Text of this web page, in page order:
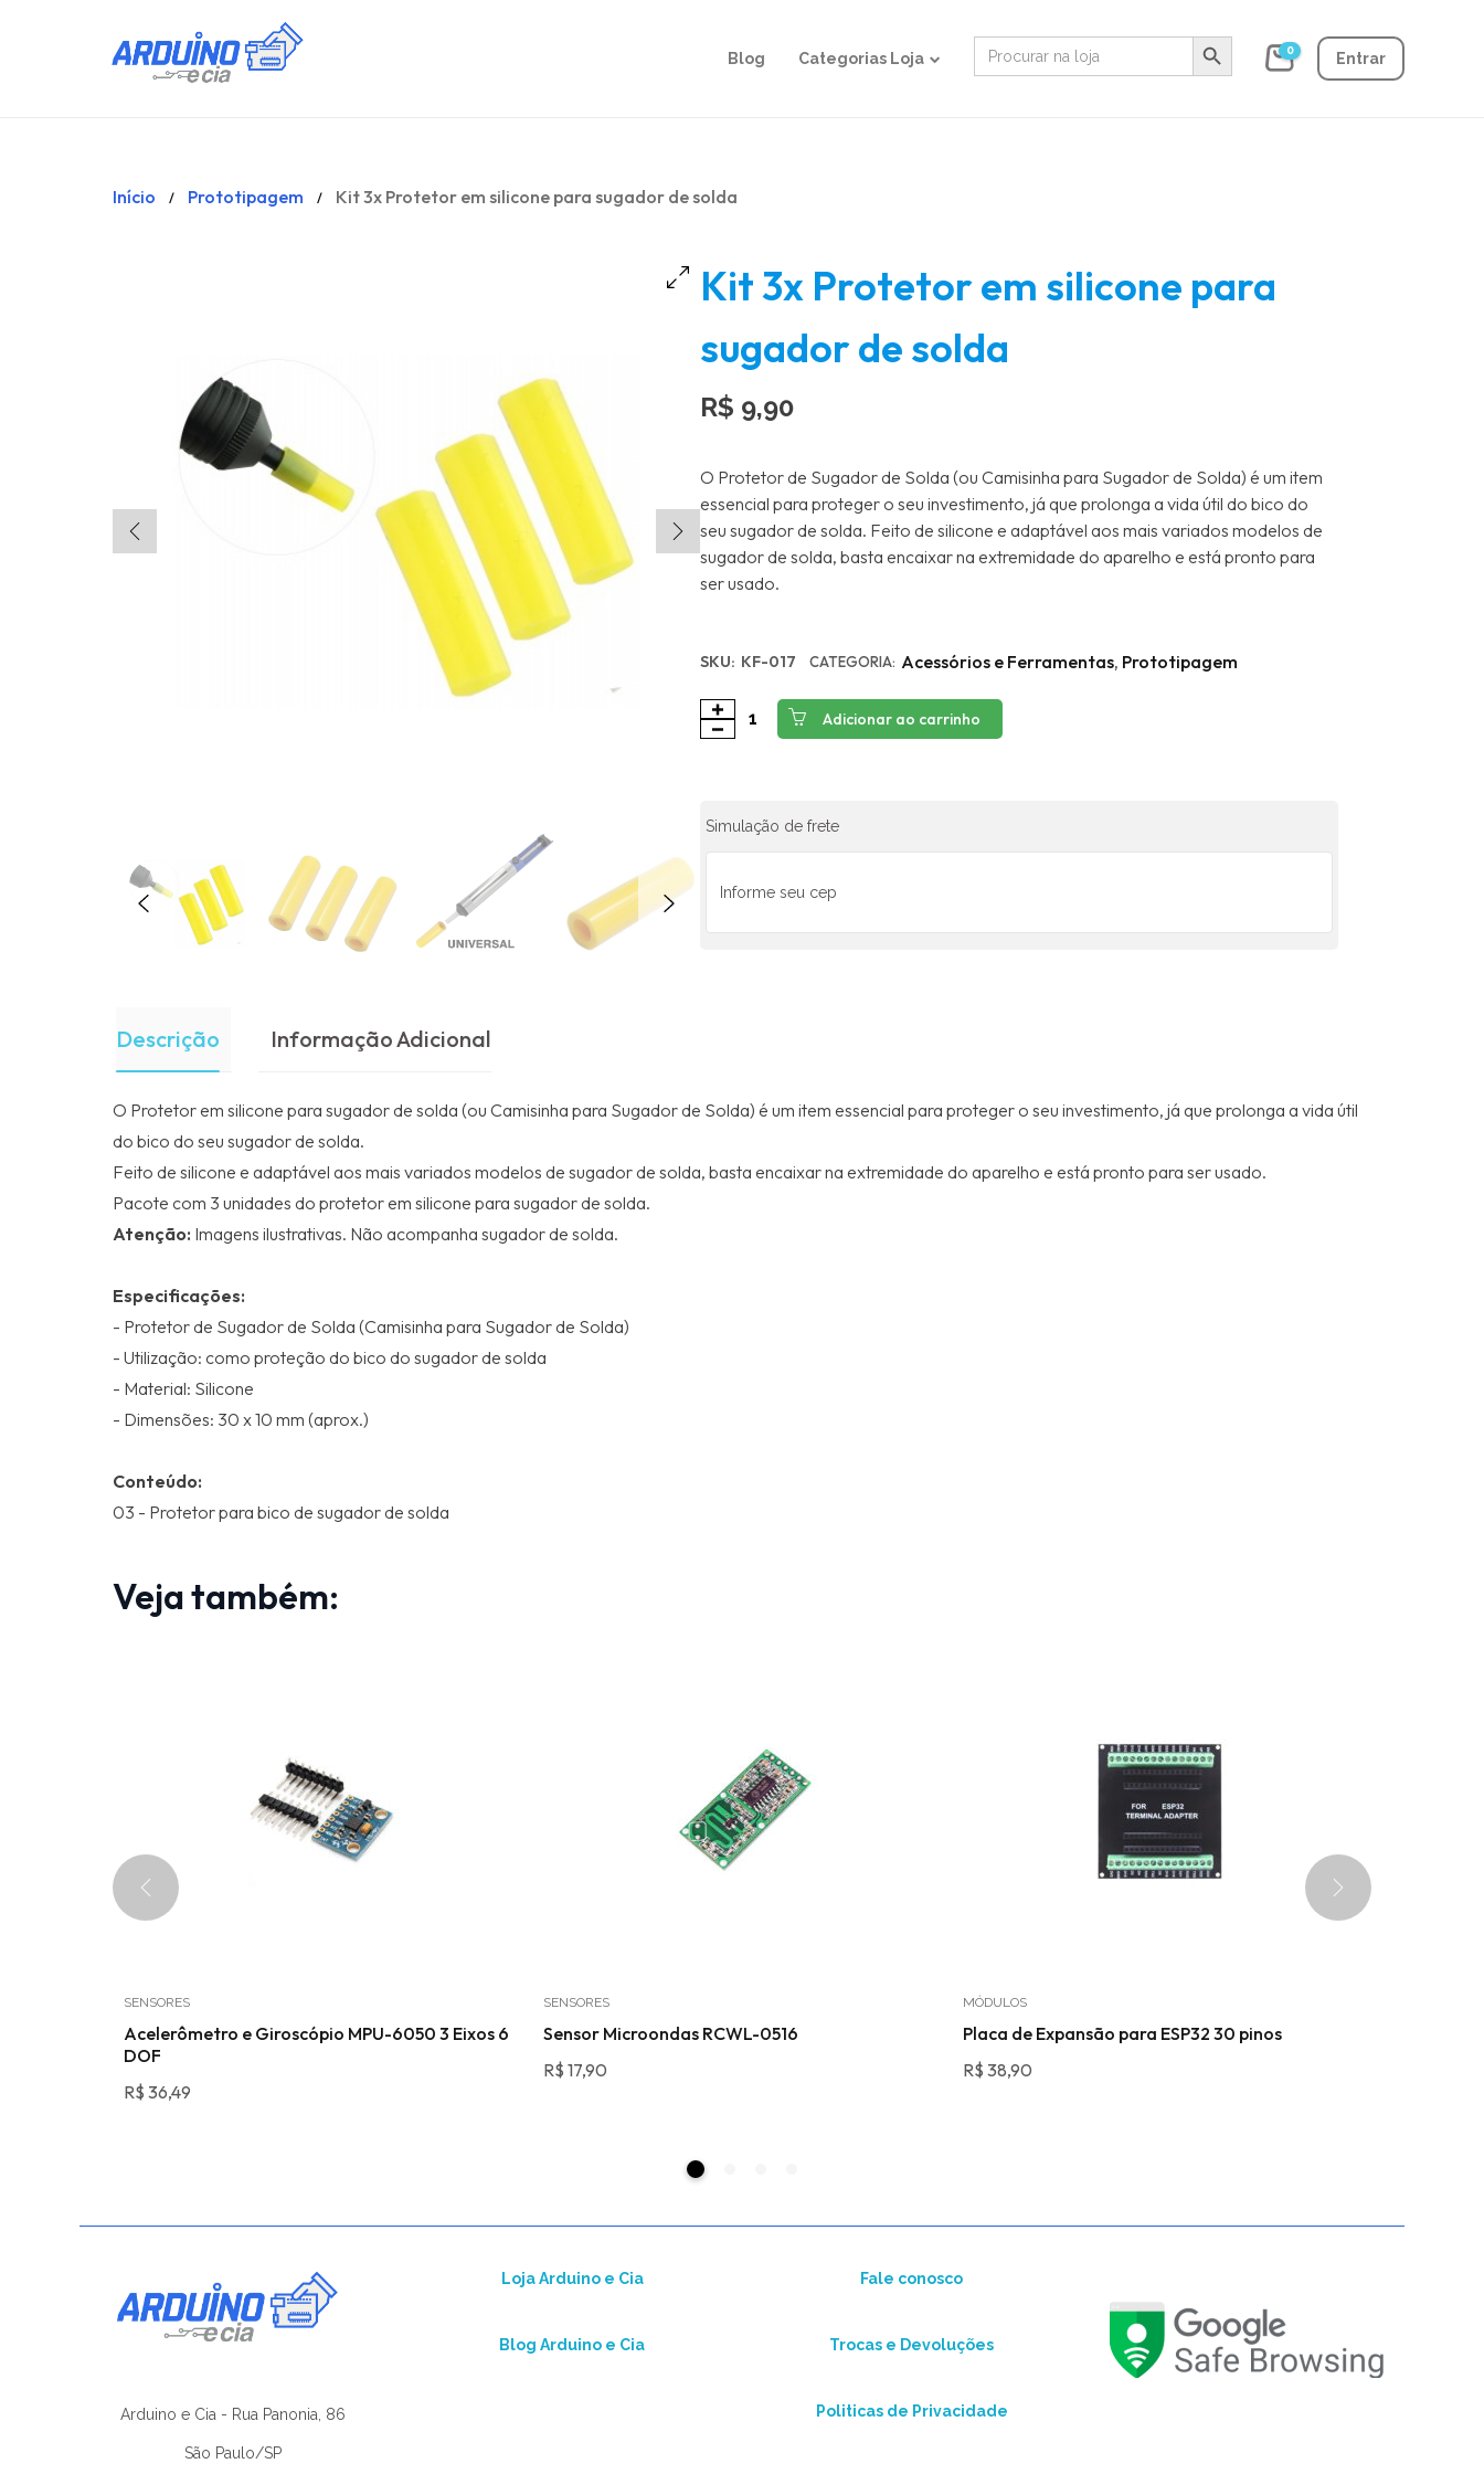
Blog Categorias Loja
Search
for:
Search Button
0 Entrar
Início / Prototipagem / Kit 3x Protetor em silicone para sugador de solda
Kit 3x Protetor em silicone para
sugador de solda
R$ 9,90
O Protetor de Sugador de Solda (ou Camisinha para Sugador de Solda) é um item
essencial para proteger o seu investimento, já que prolonga a vida útil do bico do
seu sugador de solda. Feito de silicone e adaptável aos mais variados modelos de
sugador de solda, basta encaixar na extremidade do aparelho e está pronto para
ser usado.
SKU: KF-017 CATEGORIA: Acessórios e Ferramentas, Prototipagem
Adicionar ao carrinho
Simulação de frete
Descrição Informação Adicional
O Protetor em silicone para sugador de solda (ou Camisinha para Sugador de Solda) é um item essencial para proteger o seu investimento, já que prolonga a vida útil
do bico do seu sugador de solda.
Feito de silicone e adaptável aos mais variados modelos de sugador de solda, basta encaixar na extremidade do aparelho e está pronto para ser usado.
Pacote com 3 unidades do protetor em silicone para sugador de solda.
Atenção: Imagens ilustrativas. Não acompanha sugador de solda.
Especificações:
- Protetor de Sugador de Solda (Camisinha para Sugador de Solda)
- Utilização: como proteção do bico do sugador de solda
- Material: Silicone
- Dimensões: 30 x 10 mm (aprox.)
Conteúdo:
03 - Protetor para bico de sugador de solda
Veja também:
SENSORES
Acelerômetro e Giroscópio MPU-6050 3 Eixos 6
DOF
R$ 36,49
SENSORES
Sensor Microondas RCWL-0516
R$ 17,90
MÓDULOS
Placa de Expansão para ESP32 30 pinos
R$ 38,90
Arduino e Cia - Rua Panonia, 86
São Paulo/SP
Loja Arduino e Cia
Blog Arduino e Cia
Fale conosco
Trocas e Devoluções
Politicas de Privacidade